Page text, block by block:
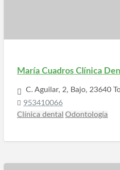
María Cuadros Clínica
C. Aguilar, 2, Bajo, 23640
953410066
Clínica dental Odontología